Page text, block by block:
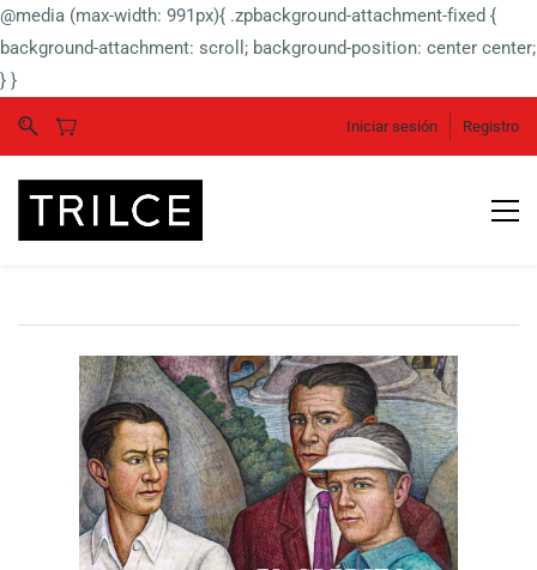
@media (max-width: 991px){ .zpbackground-attachment-fixed {
background-attachment: scroll; background-position: center center;
} }
Iniciar sesión Registro